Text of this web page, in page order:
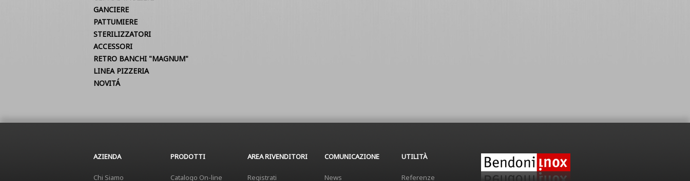
GANCIERE
PATTUMIERE
STERILIZZATORI
ACCESSORI
RETRO BANCHI "MAGNUM"
LINEA PIZZERIA
NOVITÁ
AZIENDA
Chi Siamo
PRODOTTI
Catalogo On-line
AREA RIVENDITORI
Registrati
COMUNICAZIONE
News
UTILITÀ
Referenze